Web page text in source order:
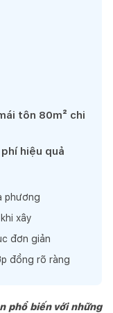
tôn 80m² chi
hiệu quả
phương
xây
đơn giản
đồng rõ ràng
phổ biến với những